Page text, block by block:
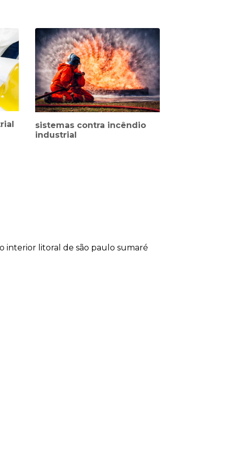
sistemas contra incêndio
industrial
interior litoral de são paulo sumaré